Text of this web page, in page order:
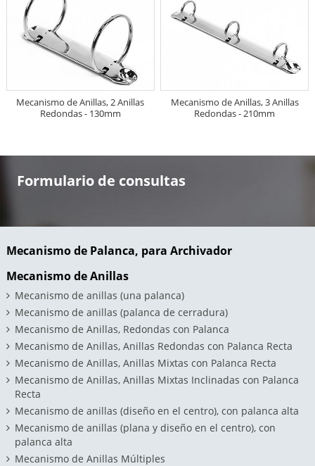
Mecanismo de Anillas, 2 Anillas
Redondas - 130mm
Mecanismo de Anillas, 3 Anillas
Redondas - 210mm
Formulario de consultas
Mecanismo de Palanca, para Archivador
Mecanismo de Anillas
Mecanismo de anillas (una palanca)
Mecanismo de anillas (palanca de cerradura)
Mecanismo de Anillas, Redondas con Palanca
Mecanismo de Anillas, Anillas Redondas con Palanca Recta
Mecanismo de Anillas, Anillas Mixtas con Palanca Recta
Mecanismo de Anillas, Anillas Mixtas Inclinadas con Palanca
Recta
Mecanismo de anillas (diseño en el centro), con palanca alta
Mecanismo de anillas (plana y diseño en el centro), con
palanca alta
Mecanismo de Anillas Múltiples